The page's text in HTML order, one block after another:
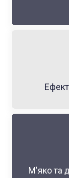
М'яко та